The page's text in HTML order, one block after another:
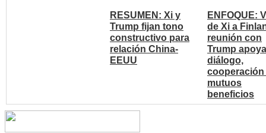
RESUMEN: Xi y
Trump fijan tono
constructivo para
relación China-
EEUU
ENFOQUE:
de Xi a
reunión con
Trump
diálogo,
cooperación
mutuos
beneficios